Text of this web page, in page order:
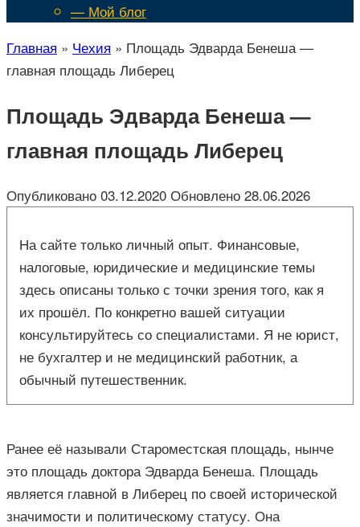
— Мой блог
Главная » Чехия » Площадь Эдварда Бенеша —
главная площадь Либерец
Площадь Эдварда Бенеша —
главная площадь Либерец
Опубликовано 03.12.2020 Обновлено 28.06.2026
На сайте только личный опыт. Финансовые,
налоговые, юридические и медицинские темы
здесь описаны только с точки зрения того, как я
их прошёл. По конкретно вашей ситуации
консультируйтесь со специалистами. Я не юрист,
не бухгалтер и не медицинский работник, а
обычный путешественник.
Ранее её называли Староместская площадь, нынче
это площадь доктора Эдварда Бенеша. Площадь
является главной в Либерец по своей исторической
значимости и политическому статусу. Она